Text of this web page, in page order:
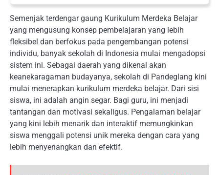
Semenjak terdengar gaung Kurikulum Merdeka Belajar
yang mengusung konsep pembelajaran yang lebih
fleksibel dan berfokus pada pengembangan potensi
individu, banyak sekolah di Indonesia mulai mengadopsi
sistem ini. Sebagai daerah yang dikenal akan
keanekaragaman budayanya, sekolah di Pandeglang kini
mulai menerapkan kurikulum merdeka belajar. Dari sisi
siswa, ini adalah angin segar. Bagi guru, ini menjadi
tantangan dan motivasi sekaligus. Pengalaman belajar
yang kini lebih menarik dan interaktif memungkinkan
siswa menggali potensi unik mereka dengan cara yang
lebih menyenangkan dan efektif.